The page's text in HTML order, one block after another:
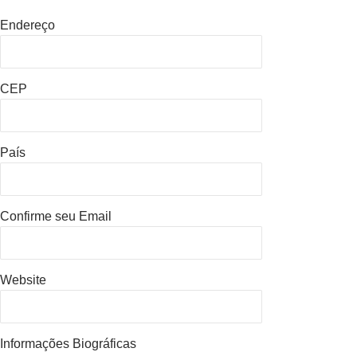
Endereço
CEP
País
Confirme seu Email
Website
Informações Biográficas